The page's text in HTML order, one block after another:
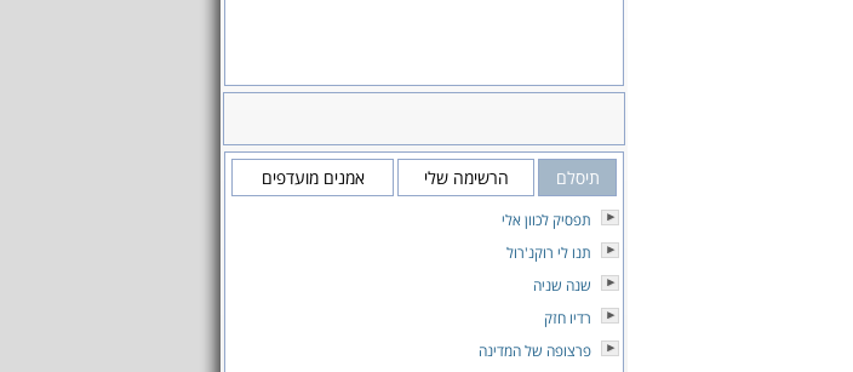
תיסלם הרשימה שלי אמנים מועדפים
תפסיק לכוון אלי
תנו לי רוקנ'רול
שנה שניה
רדיו חזק
פרצופה של המדינה